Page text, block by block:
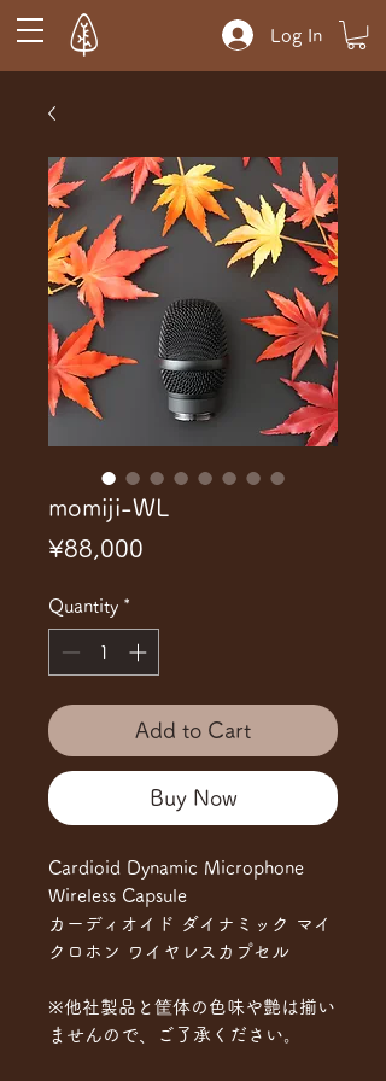
Log In
momiji-WL
¥88,000
Quantity *
Add to Cart
Buy Now
Cardioid Dynamic Microphone
Wireless Capsule
カーディオイド ダイナミック マイ
クロホン ワイヤレスカプセル
※他社製品と筐体の色味や艶は揃い
ませんので、ご了承ください。